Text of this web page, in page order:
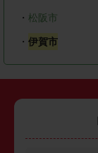
・ 松阪市
・ 伊賀市